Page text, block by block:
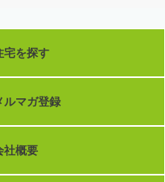
宅を探す
ルマガ登録
社概要